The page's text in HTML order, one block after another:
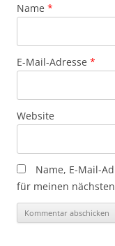
Name *
E-Mail-Adresse *
Website
Name, E-Mail-
für meinen